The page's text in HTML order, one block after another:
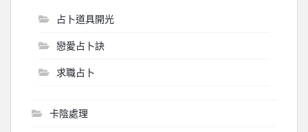
占卜道具開光
戀愛占卜訣
求職占卜
卡陰處理